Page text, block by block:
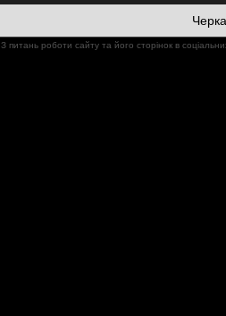
З питань роботи сайту та його сторінок в